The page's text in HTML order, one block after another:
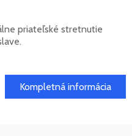
priateľské stretnutie
Kompletná informácia